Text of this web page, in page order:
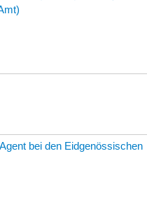
bei den Eidgenössischen